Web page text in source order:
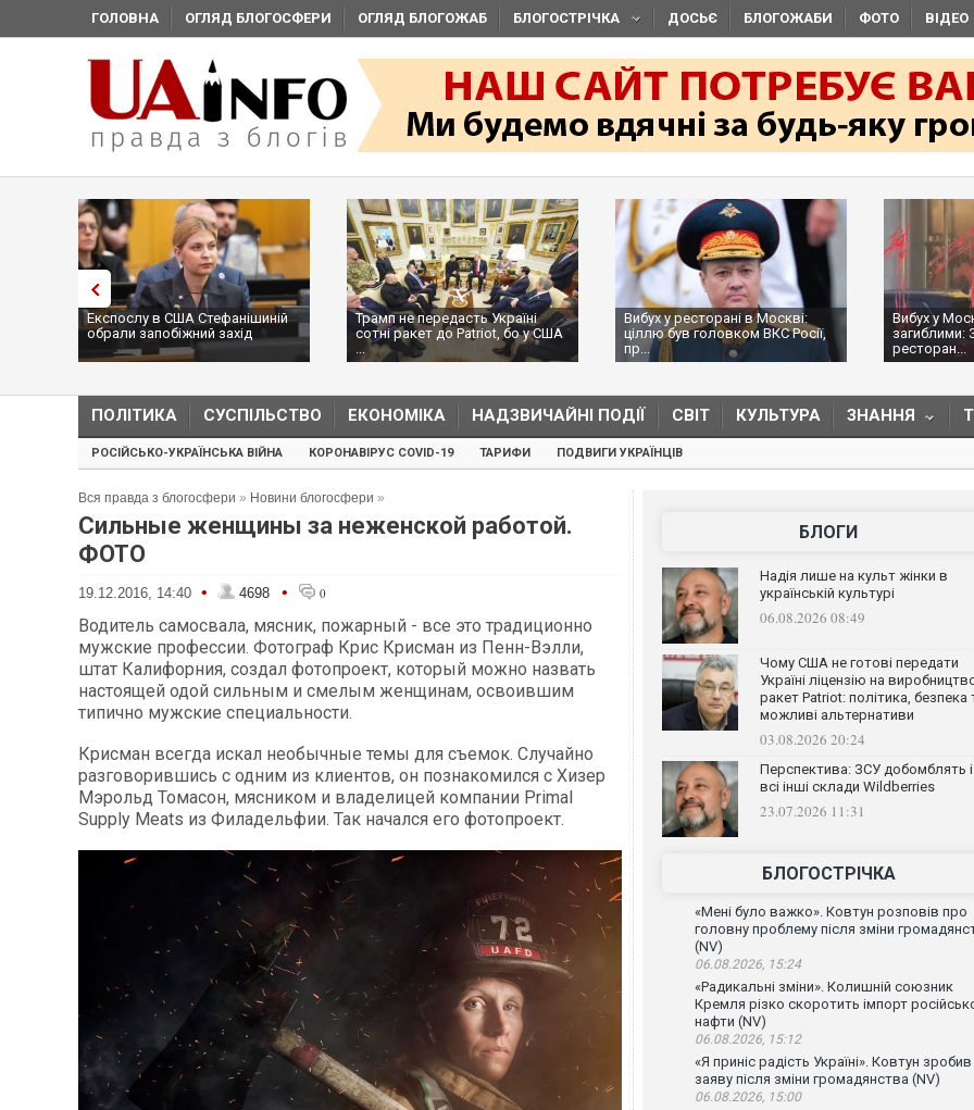
ГОЛОВНА ОГЛЯД БЛОГОСФЕРИ ОГЛЯД БЛОГОЖАБ БЛОГОСТРІЧКА ДОСЬЄ БЛОГОЖАБИ ФОТО ВІДЕО
в США Стефанішиній
запобіжний захід
Трамп не передасть Україні
сотні ракет до Patriot, бо у США
Вибух у ресторані в Москві:
ціллю був головком ВКС Росії,
пр...
Вибух у Москві з трьома
загиблими: ЗМІ пишуть,
ресторан...
ПОЛІТИКА СУСПІЛЬСТВО ЕКОНОМІКА НАДЗВИЧАЙНІ ПОДІЇ СВІТ КУЛЬТУРА ЗНАННЯ
РОСІЙСЬКО-УКРАЇНСЬКА ВІЙНА КОРОНАВІРУС COVID-19 ТАРИФИ ПОДВИГИ УКРАЇНЦІВ
Вся правда з блогосфери » Новини блогосфери »
Сильные женщины за неженской работой.
ФОТО
19.12.2016, 14:40 • 4698 • 0
Водитель самосвала, мясник, пожарный - все это традиционно
мужские профессии. Фотограф Крис Крисман из Пенн-Вэлли,
штат Калифорния, создал фотопроект, который можно назвать
настоящей одой сильным и смелым женщинам, освоившим
типично мужские специальности.
Крисман всегда искал необычные темы для съемок. Случайно
разговорившись с одним из клиентов, он познакомился с Хизер
Мэрольд Томасон, мясником и владелицей компании Primal
Supply Meats из Филадельфии. Так начался его фотопроект.
БЛОГИ
Надія лише на культ жінки в
українській культурі
06.08.2026 08:49
Чому США не готові передати
Україні ліцензію на
ракет Patriot: політика, безпека
можливі альтернативи
03.08.2026 20:24
Перспектива: ЗСУ добомблять і
всі інші склади Wildberries
23.07.2026 11:31
БЛОГОСТРІЧКА
«Мені було важко». Ковтун розповів про
головну проблему після зміни
(NV)
06.08.2026, 15:24
«Радикальні зміни». Колишній союзник
Кремля різко скоротить імпорт
нафти (NV)
06.08.2026, 15:12
«Я приніс радість Україні». Ковтун зробив
заяву після зміни громадянства (NV)
06.08.2026, 15:00